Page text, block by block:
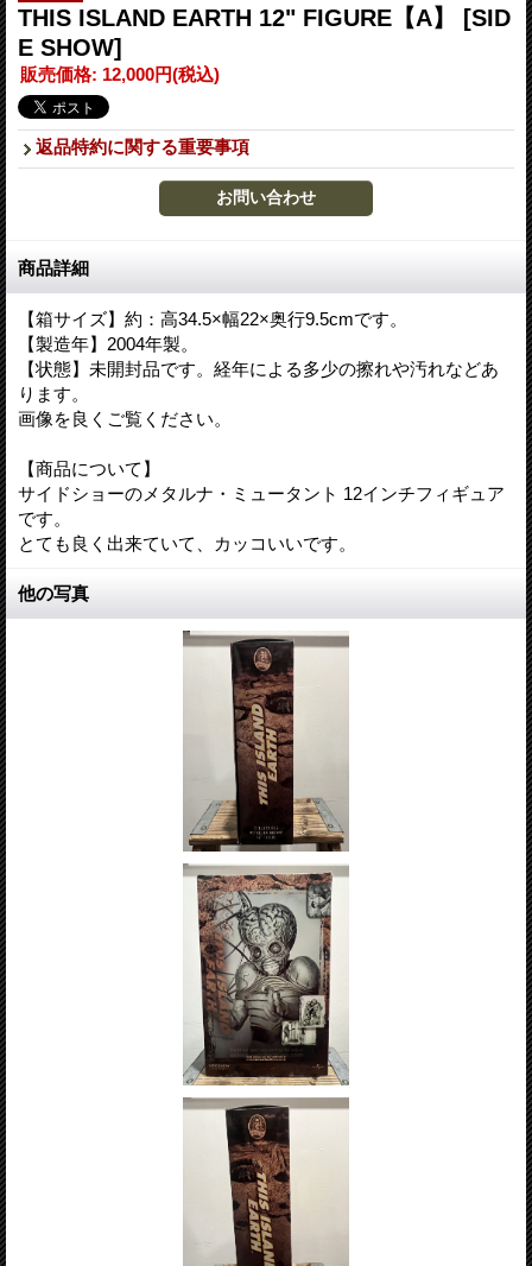
THIS ISLAND EARTH 12" FIGURE【A】 [SID
E SHOW]
販売価格: 12,000円(税込)
返品特約に関する重要事項
商品詳細
【箱サイズ】約：高34.5×幅22×奥行9.5cmです。
【製造年】2004年製。
【状態】未開封品です。経年による多少の擦れや汚れなどあ
ります。
画像を良くご覧ください。
【商品について】
サイドショーのメタルナ・ミュータント 12インチフィギュア
です。
とても良く出来ていて、カッコいいです。
他の写真